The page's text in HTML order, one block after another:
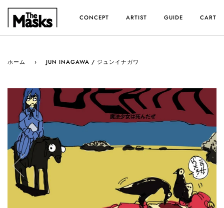
プ
CONCEPT ARTIST GUIDE CART
ホーム › JUN INAGAWA / ジュンイナガワ